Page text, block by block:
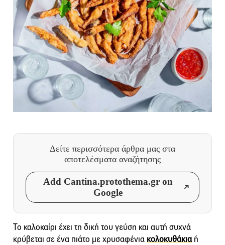
Δείτε περισσότερα άρθρα μας στα
αποτελέσματα αναζήτησης
Add Cantina.protothema.gr on
Google
Το καλοκαίρι έχει τη δική του γεύση και αυτή συχνά
κρύβεται σε ένα πιάτο με χρυσαφένια κολοκυθάκιαή